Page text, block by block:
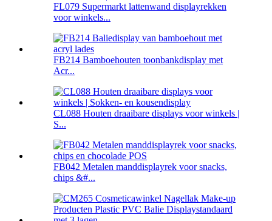
FL079 Supermarkt lattenwand displayrekken
voor winkels...
FB214 Bamboehouten toonbankdisplay met
Acr...
CL088 Houten draaibare displays voor winkels |
S...
FB042 Metalen manddisplayrek voor snacks,
chips &#...